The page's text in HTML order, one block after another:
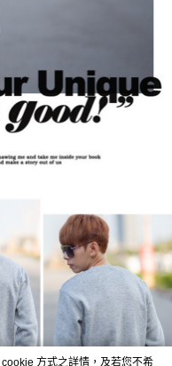
方式之詳情，及若您不希